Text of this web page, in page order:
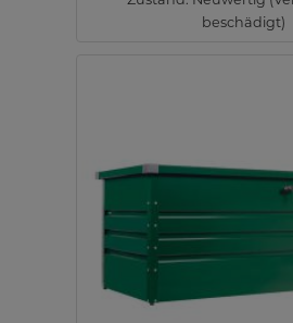
beschädigt)